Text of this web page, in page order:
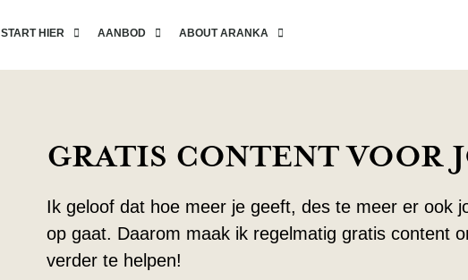
START HIER AANBOD ABOUT ARANKA
GRATIS CONTENT VOOR
Ik geloof dat hoe meer je geeft, des te meer er ook
op gaat. Daarom maak ik regelmatig gratis content
verder te helpen!